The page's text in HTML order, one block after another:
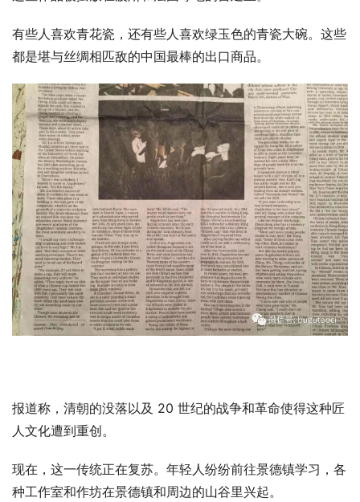
有些人喜欢青花瓷，还有些人喜欢绿玉色的青瓷大碗。这些
都是堪与丝绸相匹敌的中国最棒的出口商品。
报道称，清朝的没落以及 20 世纪的战争和革命使得这种匠
人文化遭到重创。
现在，这一传统正在复苏。年轻人纷纷前往景德镇学习，各
种工作室和作坊在景德镇和周边的山谷里兴起。